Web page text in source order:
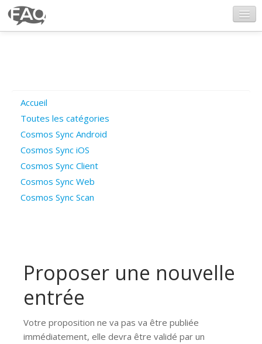
Poser une question
Questions ouvertes
Connexion
Accueil
Toutes les catégories
Cosmos Sync Android
Cosmos Sync iOS
Cosmos Sync Client
Cosmos Sync Web
Cosmos Sync Scan
Proposer une nouvelle
entrée
Votre proposition ne va pas va être publiée
immédiatement, elle devra être validé par un